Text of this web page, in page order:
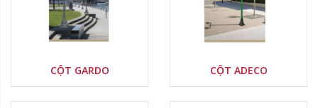
CỘT GARDO CỘT ADECO
Nước sản xuất:
Xuất xứ thương hiệu:
Delete
Nước sản xuất:
Xuất xứ thương hiệu:
Delete